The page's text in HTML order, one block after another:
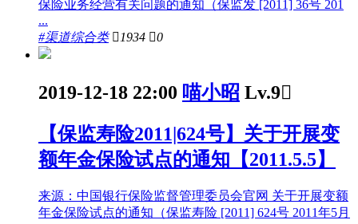
保险业务经营有关问题的通知（保监发 [2011] 36号 201
...
#渠道综合类  1934 0
2019-12-18 22:00 喵小昭 Lv.9
【保监寿险2011|624号】关于开展变
额年金保险试点的通知【2011.5.5】
来源：中国银行保险监督管理委员会官网 关于开展变额
年金保险试点的通知（保监寿险 [2011] 624号 2011年5月